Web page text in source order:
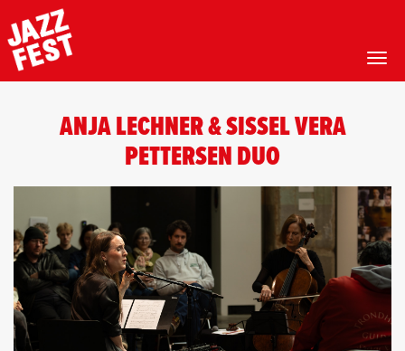
hovedinnholdANJA LECHNER & SISSEL VERA
PETTERSEN DUO